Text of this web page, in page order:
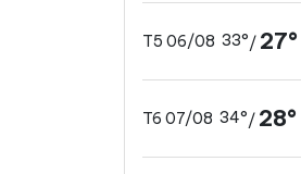
T5 06/08 33°/ 27°
T6 07/08 34°/ 28°